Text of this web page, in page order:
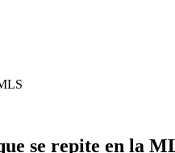
se repite en la